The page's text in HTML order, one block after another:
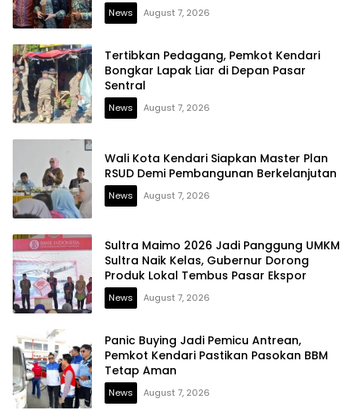
News August 7, 2026
Tertibkan Pedagang, Pemkot Kendari
Bongkar Lapak Liar di Depan Pasar
Sentral
News August 7, 2026
Wali Kota Kendari Siapkan Master Plan
RSUD Demi Pembangunan Berkelanjutan
News August 7, 2026
Sultra Maimo 2026 Jadi Panggung UMKM
Sultra Naik Kelas, Gubernur Dorong
Produk Lokal Tembus Pasar Ekspor
News August 7, 2026
Panic Buying Jadi Pemicu Antrean,
Pemkot Kendari Pastikan Pasokan BBM
Tetap Aman
News August 7, 2026